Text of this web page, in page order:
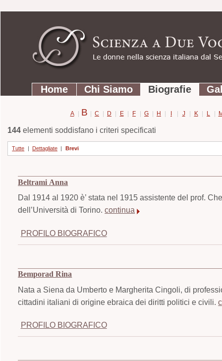
contenuti.
Strumenti
personali
SezioniHome Chi Siamo Biografie
A | B | C | D | E | F | G | H | I | J | K | L |
144elementi soddisfano i criteri specificati
Tutte | Dettagliate | Brevi
Beltrami Anna
Dal 1914 al 1920 è’ stata nel 1915 assistente del prof.
dell’Università di Torino.continua
PROFILO BIOGRAFICO
Bemporad Rina
Nata a Siena da Umberto e Margherita Cingoli, di
cittadini italiani di origine ebraica dei diritti politici e civili.
PROFILO BIOGRAFICO